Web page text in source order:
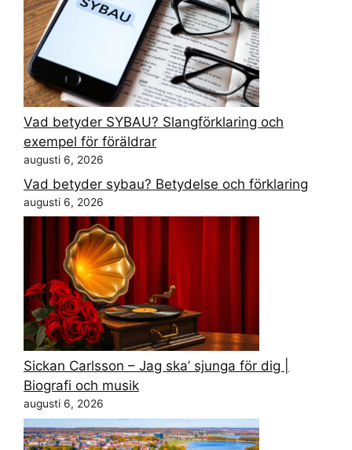
Vad betyder SYBAU? Slangförklaring och
exempel för föräldrar
augusti 6, 2026
Vad betyder sybau? Betydelse och förklaring
augusti 6, 2026
Sickan Carlsson – Jag ska’ sjunga för dig |
Biografi och musik
augusti 6, 2026